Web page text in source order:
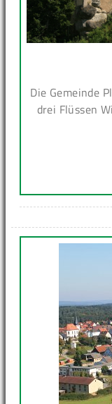
Die Gemeinde
drei Flüssen